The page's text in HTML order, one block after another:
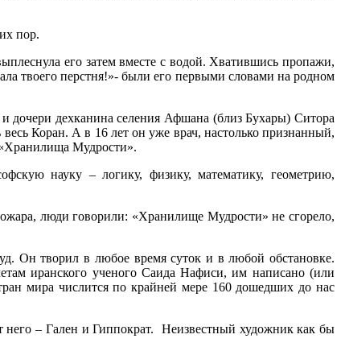
пор.
его затем вместе с водой. Хватившись пропажи,
твоего перстня!»- были его первыми словами на родном
дочери дехканина селения Афшана (близ Бухары) Ситора
Коран. А в 16 лет он уже врач, настолько признанный,
Мудрости».
науку – логику, физику, математику, геометрию,
люди говорили: «Хранилище Мудрости» не сгорело,
Он творил в любое время суток и в любой обстановке.
иранского ученого Саида Нафиси, им написано (или
мира числится по крайней мере 160 дошедших до нас
– Гален и Гиппократ. Неизвестный художник как бы